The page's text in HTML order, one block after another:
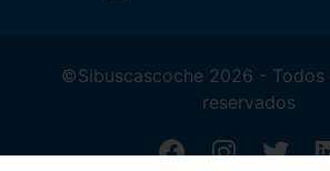
©Sibuscascoche 2026 - Todos
reservados